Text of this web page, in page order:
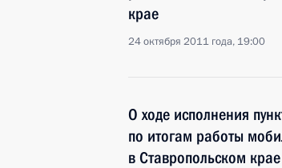
крае
24 октября 2011 года, 19:00
О ходе исполнения
по итогам работы
в Ставропольском крае